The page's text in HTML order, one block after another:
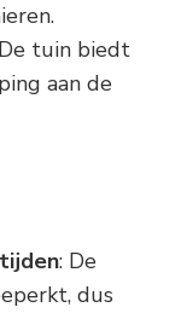
tuin biedt
aan de
: De
dus